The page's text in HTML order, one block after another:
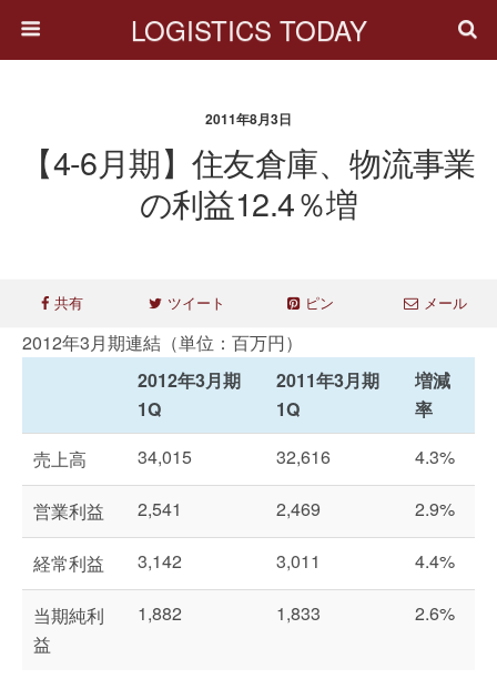
LOGISTICS TODAY
2011年8月3日
【4-6月期】住友倉庫、物流事業
の利益12.4％増
共有 ツイート ピン メール
2012年3月期連結（単位：百万円）
2012年3月期
1Q
2011年3月期
1Q
増減
率
売上高
34,015 32,616 4.3%
営業利益 2,541 2,469 2.9%
経常利益 3,142 3,011 4.4%
当期純利
益
1,882 1,833 2.6%